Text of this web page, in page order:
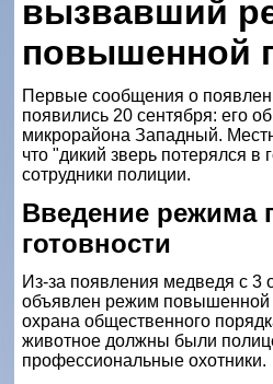
вызвавший
повышенной
Первые сообщения о
появились 20 сентября: его
микрорайона Западный.
что "дикий зверь потерялся в
сотрудники полиции.
Введение режима
готовности
Из-за появления медведя с 3
объявлен режим повышенной
охрана общественного
животное должны были
профессиональные охотники.